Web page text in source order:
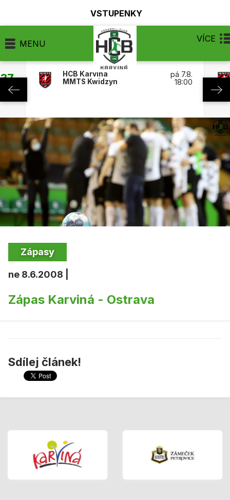
VSTUPENKY
MENU VÍCE
HCB Karviná
MMTS Kwidzyn
pá 7.8.
18:00
Zápasy
ne 8.6.2008 |
Zápas Karviná - Ostrava
Sdílej článek!